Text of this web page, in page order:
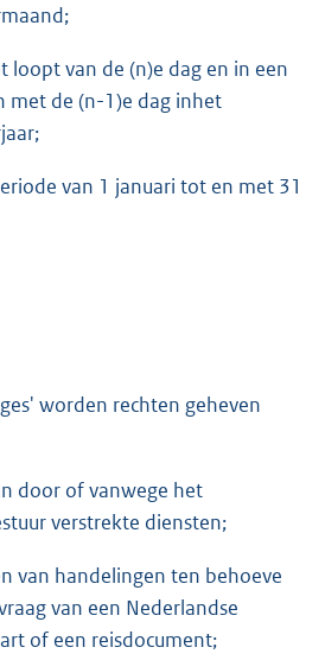
loopt van de (n)e dag en in een
met de (n-1)e dag inhet
van 1 januari tot en met 31
worden rechten geheven
door of vanwege het
verstrekte diensten;
van handelingen ten behoeve
van een Nederlandse
of een reisdocument;